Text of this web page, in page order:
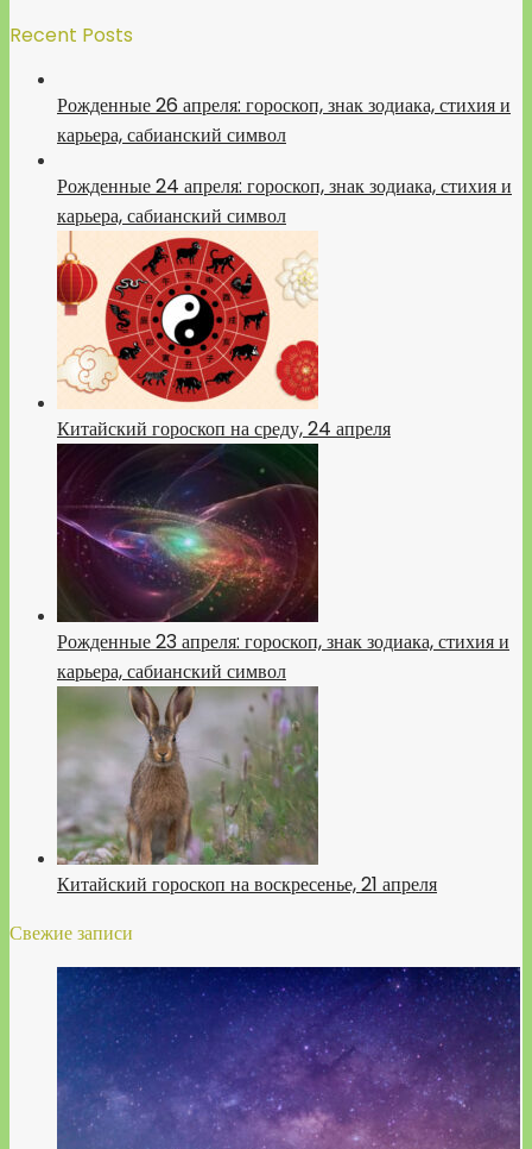
Recent Posts
Рожденные 26 апреля: гороскоп, знак зодиака, стихия и
карьера, сабианский символ
Рожденные 24 апреля: гороскоп, знак зодиака, стихия и
карьера, сабианский символ
Китайский гороскоп на среду, 24 апреля
Рожденные 23 апреля: гороскоп, знак зодиака, стихия и
карьера, сабианский символ
Китайский гороскоп на воскресенье, 21 апреля
Свежие записи